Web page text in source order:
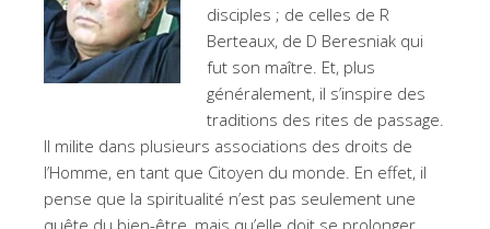
disciples ; de celles de R
Berteaux, de D Beresniak qui
fut son maître. Et, plus
généralement, il s’inspire des
traditions des rites de passage.
Il milite dans plusieurs associations des droits de
l’Homme, en tant que Citoyen du monde. En effet, il
pense que la spiritualité n’est pas seulement une